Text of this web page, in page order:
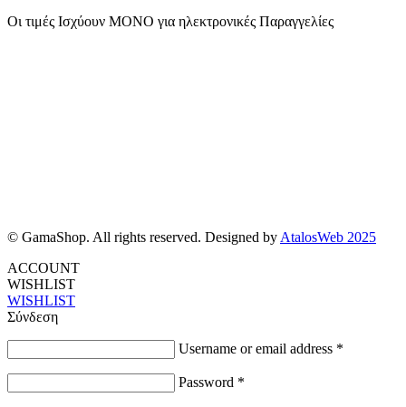
Οι τιμές Ισχύουν ΜΟΝΟ για ηλεκτρονικές Παραγγελίες
© GamaShop. All rights reserved. Designed by AtalosWeb 2025
ACCOUNT
WISHLIST
WISHLIST
Σύνδεση
Username or email address *
Password *